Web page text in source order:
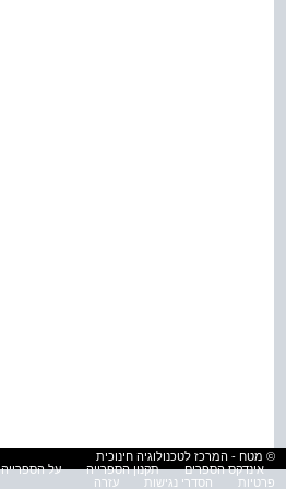
© מטח - המרכז לטכנולוגיה חינוכית
אינדקס הספרים
תקנון הספרייה על הספרייה
פרטיות
הסדרי נגישות עזרה